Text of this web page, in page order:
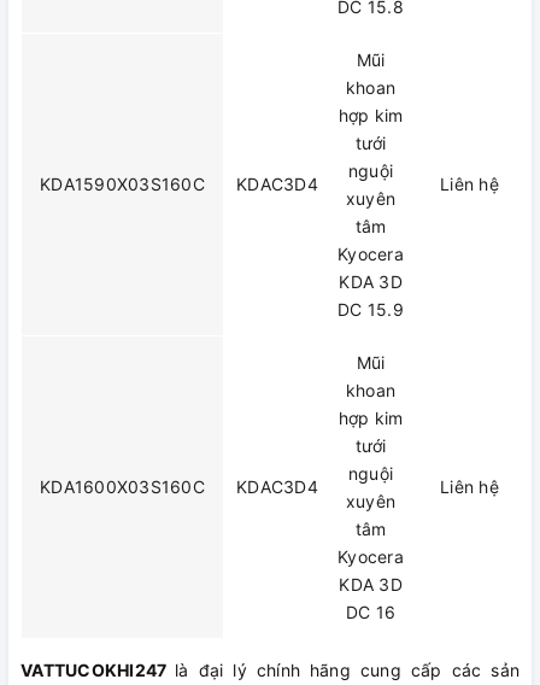
DC 15.8
KDA1590X03S160C KDAC3D4
Mũi
khoan
hợp kim
tưới
nguội
xuyên
tâm
Kyocera
KDA 3D
DC 15.9
Liên hệ
KDA1600X03S160C KDAC3D4
Mũi
khoan
hợp kim
tưới
nguội
xuyên
tâm
Kyocera
KDA 3D
DC 16
Liên hệ
VATTUCOKHI247 là đại lý chính hãng cung cấp các sản